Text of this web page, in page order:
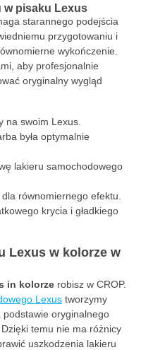
w pisaku Lexus
starannego podejścia
przygotowaniu i
wykończenie.
aby profesjonalnie
oryginalny wygląd
na swoim Lexus.
była optymalnie
lakieru samochodowego
równomiernego efektu.
krycia i gładkiego
Lexus w kolorze w
in kolorze robisz w CROP.
Lexus tworzymy
oryginalnego
temu nie ma różnicy
uszkodzenia lakieru